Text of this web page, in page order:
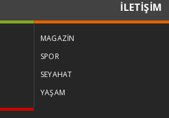
İLETİŞİM
MAGAZİN
SPOR
SEYAHAT
YAŞAM